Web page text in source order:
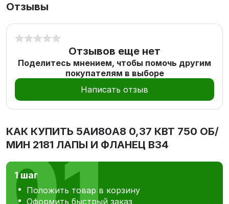
Отзывы
Отзывов еще нет
Поделитесь мнением, чтобы помочь другим
покупателям в выборе
Написать отзыв
КАК КУПИТЬ 5АИ80А8 0,37 КВТ 750 ОБ/
МИН 2181 ЛАПЫ И ФЛАНЕЦ В34
1 шаг
Положить товар в корзину
Оформить быстрый заказ